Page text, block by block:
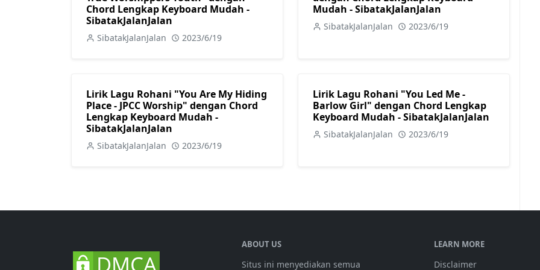
Chord Lengkap Keyboard Mudah -
SibatakJalanJalan
SibatakJalanJalan 2023/6/19
Mudah - SibatakJalanJalan
SibatakJalanJalan 2023/6/19
Lirik Lagu Rohani "You Are My Hiding
Place - JPCC Worship" dengan Chord
Lengkap Keyboard Mudah -
SibatakJalanJalan
SibatakJalanJalan 2023/6/19
Lirik Lagu Rohani "You Led Me -
Barlow Girl" dengan Chord Lengkap
Keyboard Mudah - SibatakJalanJalan
SibatakJalanJalan 2023/6/19
ABOUT US
Situs ini menyediakan semua
LEARN MORE
Disclaimer